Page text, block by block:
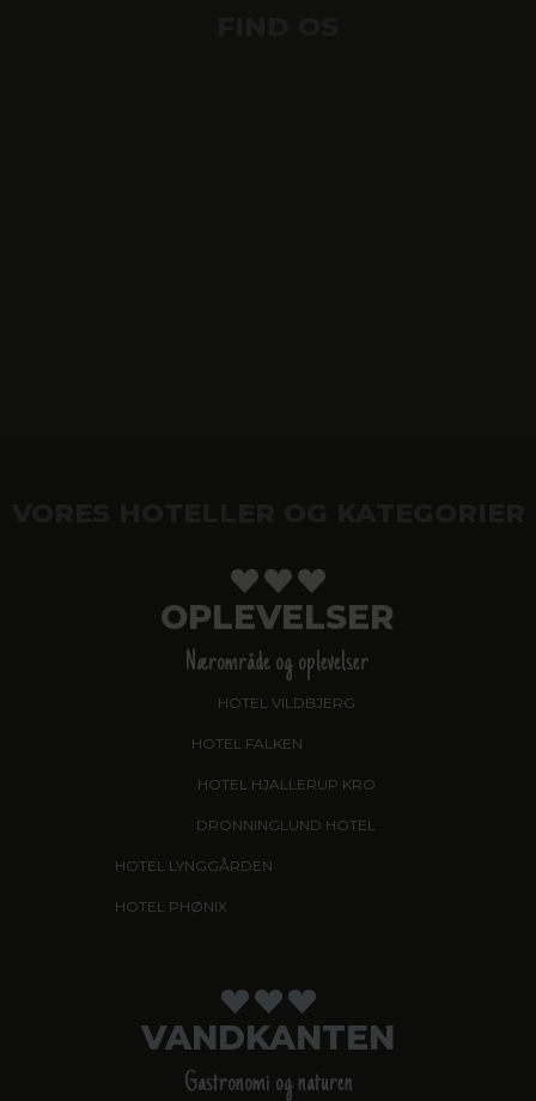
OPLEVELSER
Nærområde og oplevelser
HOTEL VILDBJERG
HOTEL FALKEN
HOTEL HJALLERUP KRO
DRONNINGLUND HOTEL
HOTEL LYNGGÅRDEN
HOTEL PHØNIX
VANDKANTEN
Gastronomi og naturen